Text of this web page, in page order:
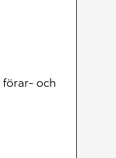
och